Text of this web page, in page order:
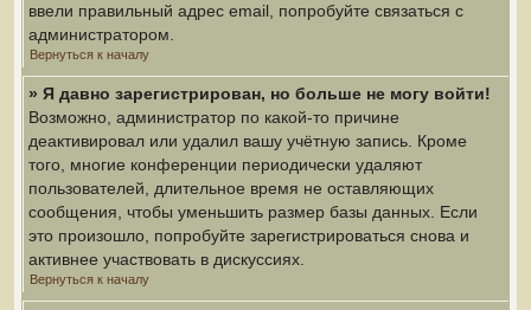
ввели правильный адрес email, попробуйте связаться с
администратором.
Вернуться к началу
» Я давно зарегистрирован, но больше не могу войти!
Возможно, администратор по какой-то причине
деактивировал или удалил вашу учётную запись. Кроме
того, многие конференции периодически удаляют
пользователей, длительное время не оставляющих
сообщения, чтобы уменьшить размер базы данных. Если
это произошло, попробуйте зарегистрироваться снова и
активнее участвовать в дискуссиях.
Вернуться к началу